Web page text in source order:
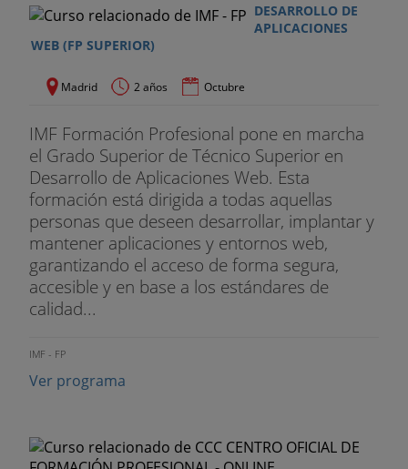
DESARROLLO DE
APLICACIONES
WEB (FP SUPERIOR)
Madrid 2 años Octubre
IMF Formación Profesional pone en marcha
el Grado Superior de Técnico Superior en
Desarrollo de Aplicaciones Web. Esta
formación está dirigida a todas aquellas
personas que deseen desarrollar, implantar y
mantener aplicaciones y entornos web,
garantizando el acceso de forma segura,
accesible y en base a los estándares de
calidad...
IMF - FP
Ver programa